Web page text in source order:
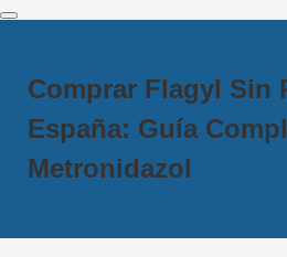
Comprar Flagyl Sin
España: Guía
Metronidazol